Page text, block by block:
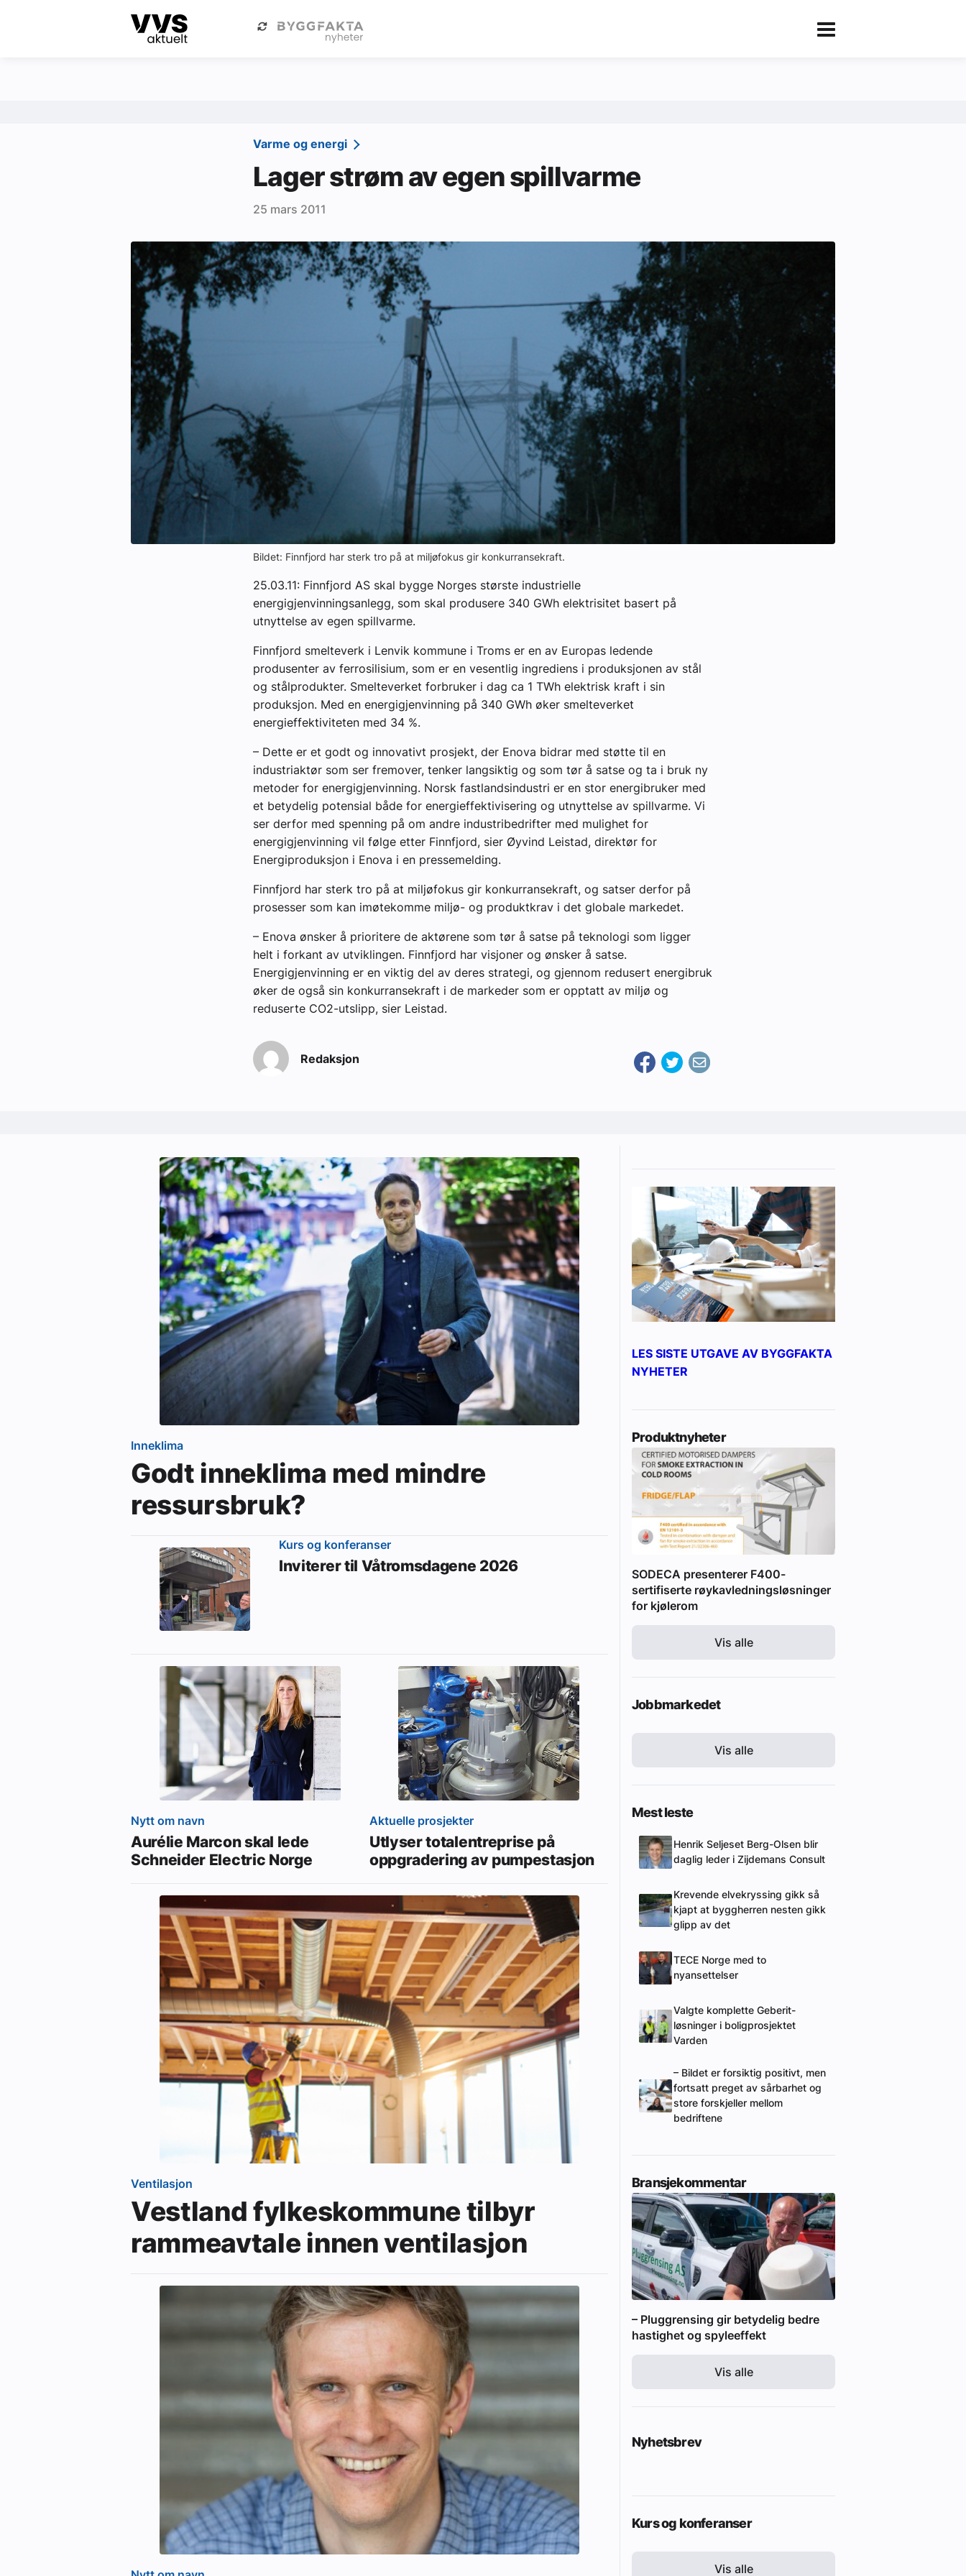
Kategorier Om VVS Aktuelt eBlad
Vann og avløp
Aktuelle prosjekter
Om VVS Aktuelt
Kontakt oss:
Abonner på fagbladet Byggfakta Nyheter
Annonsere i VVS Aktuelt
Kontakt oss
Tips oss
eBlad
Varme og energi
Lager strøm av egen spillvarme
25 mars 2011
Bildet: Finnfjord har sterk tro på at miljøfokus gir konkurransekraft.
25.03.11: Finnfjord AS skal bygge Norges største industrielle
energigjenvinningsanlegg, som skal produsere 340 GWh elektrisitet basert på
utnyttelse av egen spillvarme.
Finnfjord smelteverk i Lenvik kommune i Troms er en av Europas ledende
produsenter av ferrosilisium, som er en vesentlig ingrediens i produksjonen av stål
og stålprodukter. Smelteverket forbruker i dag ca 1 TWh elektrisk kraft i sin
produksjon. Med en energigjenvinning på 340 GWh øker smelteverket
energieffektiviteten med 34 %.
– Dette er et godt og innovativt prosjekt, der Enova bidrar med støtte til en
industriaktør som ser fremover, tenker langsiktig og som tør å satse og ta i bruk ny
metoder for energigjenvinning. Norsk fastlandsindustri er en stor energibruker med
et betydelig potensial både for energieffektivisering og utnyttelse av spillvarme. Vi
ser derfor med spenning på om andre industribedrifter med mulighet for
energigjenvinning vil følge etter Finnfjord, sier Øyvind Leistad, direktør for
Energiproduksjon i Enova i en pressemelding.
Finnfjord har sterk tro på at miljøfokus gir konkurransekraft, og satser derfor på
prosesser som kan imøtekomme miljø- og produktkrav i det globale markedet.
– Enova ønsker å prioritere de aktørene som tør å satse på teknologi som ligger
helt i forkant av utviklingen. Finnfjord har visjoner og ønsker å satse.
Energigjenvinning er en viktig del av deres strategi, og gjennom redusert energibruk
øker de også sin konkurransekraft i de markeder som er opptatt av miljø og
reduserte CO2-utslipp, sier Leistad.
Redaksjon
Inneklima
Godt inneklima med mindre
ressursbruk?
Kurs og konferanser
Inviterer til Våtromsdagene 2026
Nytt om navn
Aurélie Marcon skal lede
Schneider Electric Norge
Aktuelle prosjekter
Utlyser totalentreprise på
oppgradering av pumpestasjon
Ventilasjon
Vestland fylkeskommune tilbyr
rammeavtale innen ventilasjon
LES SISTE UTGAVE AV BYGGFAKTA
NYHETER
Produktnyheter
SODECA presenterer F400-
sertifiserte røykavledningsløsninger
for kjølerom
Vis alle
Jobbmarkedet
Vis alle
Mest leste
Henrik Seljeset Berg-Olsen blir
daglig leder i Zijdemans Consult
Krevende elvekryssing gikk så
kjapt at byggherren nesten gikk
glipp av det
TECE Norge med to
nyansettelser
Valgte komplette Geberit-
løsninger i boligprosjektet
Varden
– Bildet er forsiktig positivt, men
fortsatt preget av sårbarhet og
store forskjeller mellom
bedriftene
Bransjekommentar
– Pluggrensing gir betydelig bedre
hastighet og spyleeffekt
Vis alle
Nyhetsbrev
Kurs og konferanser
Vis alle